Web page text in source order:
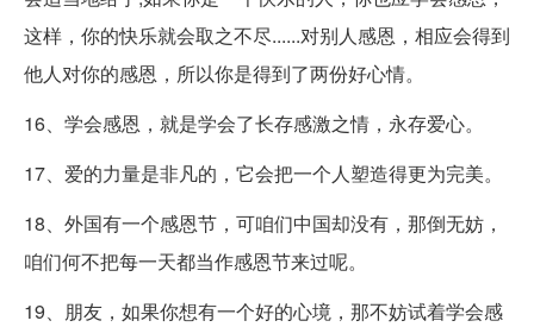
这样，你的快乐就会取之不尽......对别人感恩，相应会得到
他人对你的感恩，所以你是得到了两份好心情。
16、学会感恩，就是学会了长存感激之情，永存爱心。
17、爱的力量是非凡的，它会把一个人塑造得更为完美。
18、外国有一个感恩节，可咱们中国却没有，那倒无妨，
咱们何不把每一天都当作感恩节来过呢。
19、朋友，如果你想有一个好的心境，那不妨试着学会感